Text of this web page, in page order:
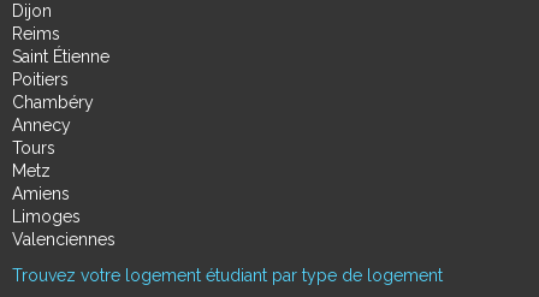
Dijon
Reims
Saint Étienne
Poitiers
Chambéry
Annecy
Tours
Metz
Amiens
Limoges
Valenciennes
Trouvez votre logement étudiant par type de logement